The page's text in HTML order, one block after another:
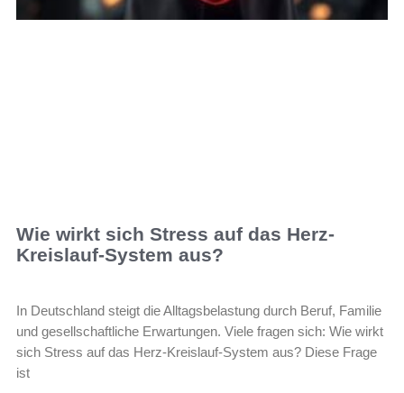
Wie wirkt sich Stress auf das Herz-
Kreislauf-System aus?
In Deutschland steigt die Alltagsbelastung durch Beruf, Familie
und gesellschaftliche Erwartungen. Viele fragen sich: Wie wirkt
sich Stress auf das Herz-Kreislauf-System aus? Diese Frage
ist